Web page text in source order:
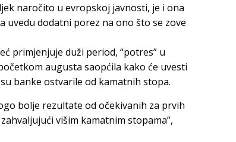
naročito u evropskoj javnosti, je i ona
uvedu dodatni porez na ono što se zove
primjenjuje duži period, “potres” u
augusta saopćila kako će uvesti
banke ostvarile od kamatnih stopa.
bolje rezultate od očekivanih za prvih
višim kamatnim stopama”,